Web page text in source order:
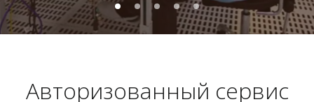
Авторизованный сервис